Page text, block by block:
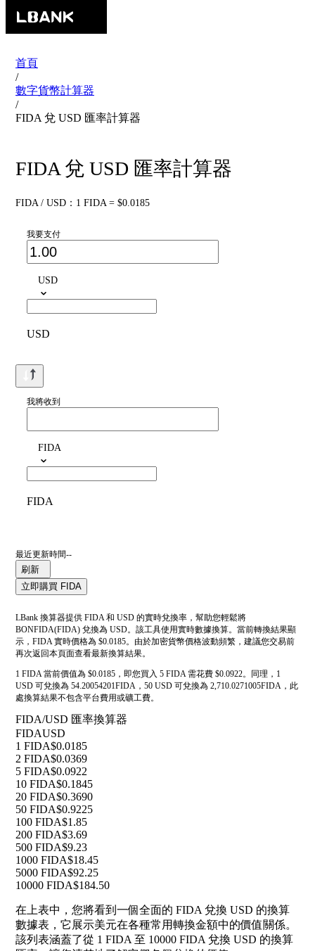
首頁
/
數字貨幣計算器
/
FIDA 兌 USD 匯率計算器
FIDA 兌 USD 匯率計算器
FIDA / USD：1 FIDA = $0.0185
我要支付
USD
USD
我將收到
FIDA
FIDA
最近更新時間--
刷新
立即購買 FIDA
LBank 換算器提供 FIDA 和 USD 的實時兌換率，幫助您輕鬆將
BONFIDA(FIDA) 兌換為 USD。該工具使用實時數據換算。當前轉換結果顯
示，FIDA 實時價格為 $0.0185。由於加密貨幣價格波動頻繁，建議您交易前
再次返回本頁面查看最新換算結果。
1 FIDA 當前價值為 $0.0185，即您買入 5 FIDA 需花費 $0.0922。同理，1
USD 可兌換為 54.20054201FIDA，50 USD 可兌換為 2,710.0271005FIDA，此
處換算結果不包含平台費用或礦工費。
FIDA/USD 匯率換算器
FIDAUSD
1 FIDA$0.0185
2 FIDA$0.0369
5 FIDA$0.0922
10 FIDA$0.1845
20 FIDA$0.3690
50 FIDA$0.9225
100 FIDA$1.85
200 FIDA$3.69
500 FIDA$9.23
1000 FIDA$18.45
5000 FIDA$92.25
10000 FIDA$184.50
在上表中，您將看到一個全面的 FIDA 兌換 USD 的換算
數據表，它展示美元在各種常用轉換金額中的價值關係。
該列表涵蓋了從 1 FIDA 至 10000 FIDA 兌換 USD 的換算